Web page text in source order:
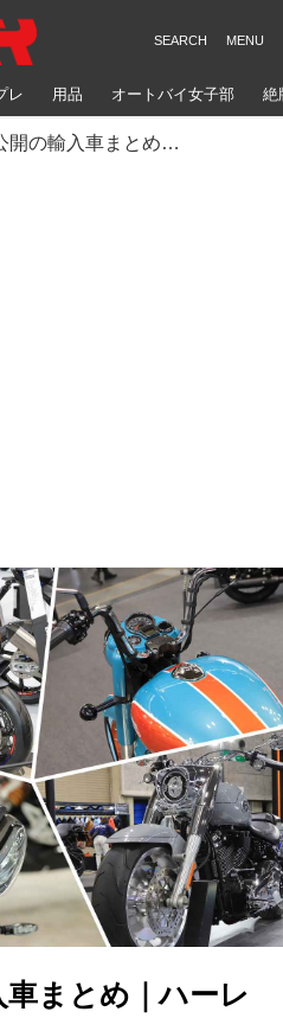
レ 用品 オートバイ女子部 絶
日本初公開の輸入車まとめ｜ハーレー、BMW、トライアンフ、ロイヤルエンフィールド、インディアンの注目モデル【大阪モーターサイクルショー2025レポート】
車まとめ｜ハーレ